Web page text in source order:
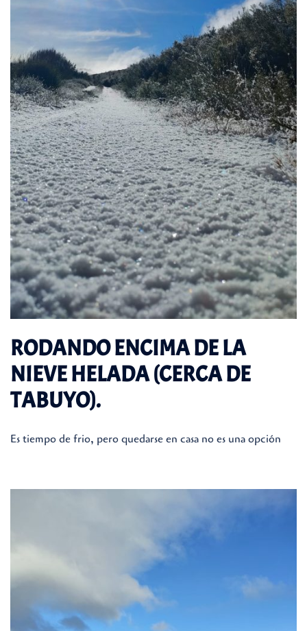
RODANDO ENCIMA DE LA
NIEVE HELADA (CERCA DE
TABUYO).
Es tiempo de frio, pero quedarse en casa no es una opción